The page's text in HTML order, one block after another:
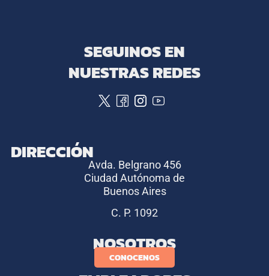
SEGUINOS EN
NUESTRAS REDES
DIRECCIÓN
Avda. Belgrano 456
Ciudad Autónoma de
Buenos Aires
C. P. 1092
NOSOTROS
CONOCENOS